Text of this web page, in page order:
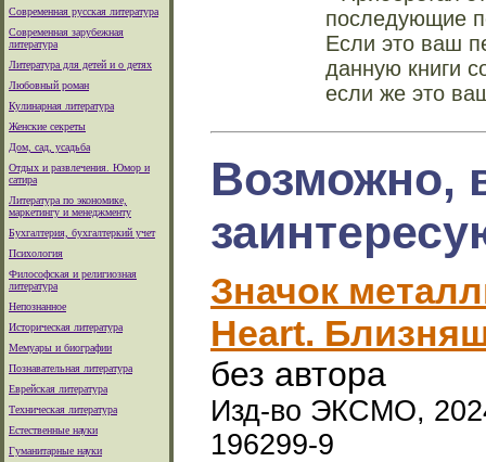
Современная русская литература
Современная зарубежная
литература
Литература для детей и о детях
Любовный роман
Кулинарная литература
Женские секреты
Дом, сад, усадьба
Отдых и развлечения. Юмор и
сатира
Литература по экономике,
маркетингу и менеджменту
Бухгалтерия, бухгалтеркий учет
Психология
Философская и религиозная
литература
Непознанное
Историческая литература
Мемуары и биографии
Познавательная литература
Еврейская литература
Техническая литература
Естественные науки
Гуманитарные науки
последующие
Если это ваш
данную книги
если же это
Возможно,
Значок
Heart.
без автора
Изд-во ЭКСМО,
196299-9